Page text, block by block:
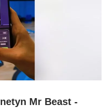
Mr Beast -